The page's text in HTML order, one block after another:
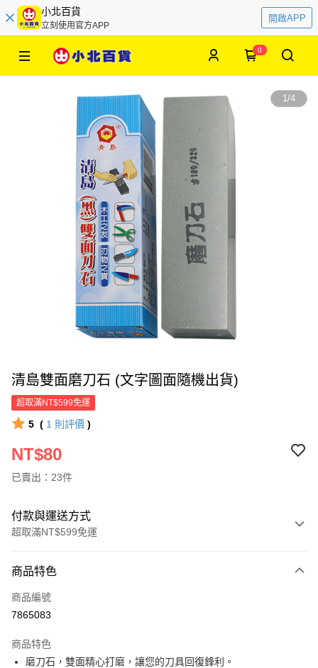
小北百貨
立刻使用官方APP
開啟APP
0
1/4
清島雙面磨刀石 (文字圖面隨機出貨)
超取滿NT$599免運
5 ( 1 則評價 )
NT$80
已賣出：23件
付款與運送方式
超取滿NT$599免運
信用卡一次付款
超商取貨付款
Apple Pay
商品特色
商品編號
7865083
商品特色
磨刀石，雙面精心打磨，讓您的刀具回復鋒利。